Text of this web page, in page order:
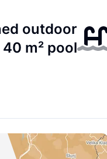
outdoor
m² pool